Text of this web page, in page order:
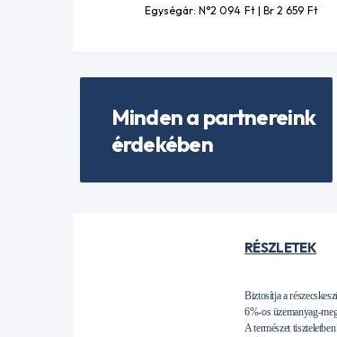
Egységár: N°2 094 Ft | Br 2 659 Ft
Minden a partnereink
érdekében
RÉSZLETEK
Biztosítja a
6%-os üzemanyag-
A természet